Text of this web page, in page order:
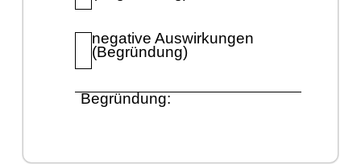
negative Auswirkungen
(Begründung)
Begründung: